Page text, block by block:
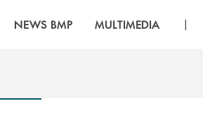
NEWS BMP MULTIMEDIA |